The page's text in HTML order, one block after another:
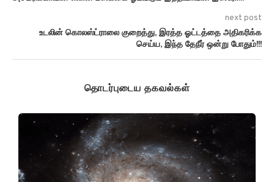
next post
உடலின் கொலஸ்ட்ராலை குறைத்து, இரத்த ஓட்டத்தை அதிகரிக்க
செய்ய, இந்த தேநீர் ஒன்று போதும்!!!
தொடர்புடைய தகவல்கள்